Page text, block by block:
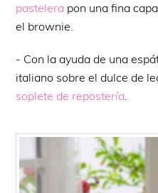
pastelera pon una fina
el brownie.
- Con la ayuda de una
italiano sobre el dulce de
soplete de repostería.